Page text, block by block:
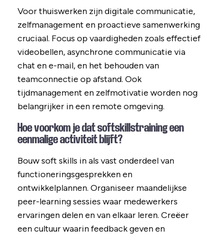
Voor thuiswerken zijn digitale communicatie,
zelfmanagement en proactieve samenwerking
cruciaal. Focus op vaardigheden zoals effectief
videobellen, asynchrone communicatie via
chat en e-mail, en het behouden van
teamconnectie op afstand. Ook
tijdmanagement en zelfmotivatie worden nog
belangrijker in een remote omgeving.
Hoe voorkom je dat softskillstraining een
eenmalige activiteit blijft?
Bouw soft skills in als vast onderdeel van
functioneringsgesprekken en
ontwikkelplannen. Organiseer maandelijkse
peer-learning sessies waar medewerkers
ervaringen delen en van elkaar leren. Creëer
een cultuur waarin feedback geven en